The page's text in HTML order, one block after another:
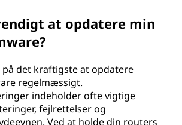
at opdatere min
på det kraftigste at opdatere
regelmæssigt.
indeholder ofte vigtige
fejlrettelser og
Ved at holde din routers